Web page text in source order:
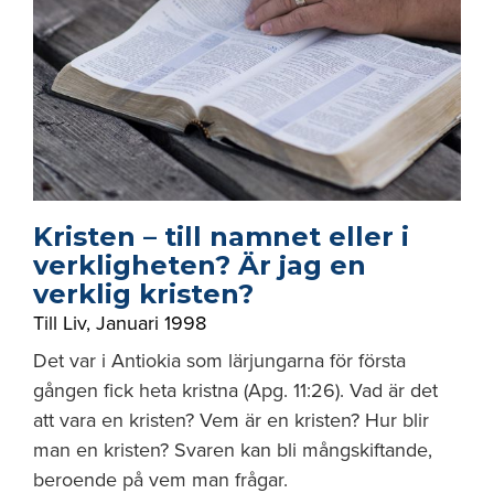
Kristen – till namnet eller i
verkligheten? Är jag en
verklig kristen?
Till Liv, Januari 1998
Det var i Antiokia som lärjungarna för första
gången fick heta kristna (Apg. 11:26). Vad är det
att vara en kristen? Vem är en kristen? Hur blir
man en kristen? Svaren kan bli mångskiftande,
beroende på vem man frågar.